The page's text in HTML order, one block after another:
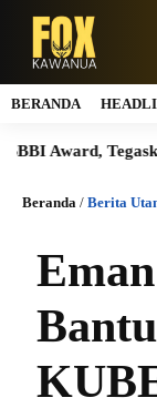
BERANDA
Tegaskan
Beranda / Berita